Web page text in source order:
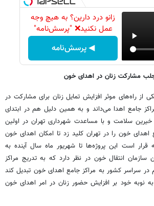
زانو درد دارین؟ به هیچ وجه
عمل نکنید❌ "پرسش‌نامه"
◀ پرسش‌نامه
مشارکت زنان در اهدای خون
از راه‌های موثر افزایش تمایل زنان برای مشارکت در
جامع اهدا می‌داند و به همین دلیل هم در ابتدای
سلامت و با مساعدت شهرداری تهران در اولین
خون را در تهران کلید زد تا امکان اهدای خون
قرار است این پروژه‌ها تا شهریور ماه سال آینده به
سازمان انتقال خون در نظر دارد که به تدریج مراکز
در سراسر کشور به مراکز جامع اهدای خون تبدیل کند
به نوبه خود بر افزایش حضور زنان در امر اهدای خون